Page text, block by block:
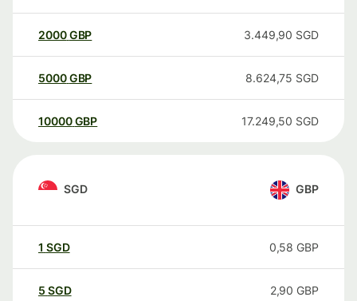
2000GBP 3.449,90 SGD
5000GBP 8.624,75 SGD
10000 GBP 17.249,50 SGD
SGD GBP
1 SGD 0,58 GBP
5 SGD 2,90 GBP